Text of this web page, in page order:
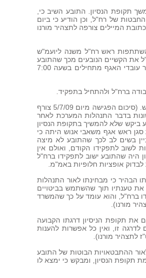
לשם המשך תקופת הנסיון. התובע השיב כי,
של רח"ל, וכן הודיע כי ביום
המיילים צורפה לתצהיר מורנו
אנוש, בהשתתפות ראש רח"ל משנה ליועמ"ש
את הקשיים הנובעים מכך שהתובע
עובד בהיקף 80% משרה, ומבקש להגיע לעבודה בשעה מאוחרת כאשר יתר עובדי האגף מתחילים בשעה 7:00
ברח"ל ולהתחיל בתפקיד.
20. ביום 1/7/09 התקיימה פגישה בין התובע לבין סגן ראש אגף משאבי אנוש. (סיכום הפגישה מיום 5/7/09 צורף
בדבר התנהלות המערכת לאחר
ביקש שלא להמשיך בתקופת הנסיון
ראש אגף משאבי אנוש היתה כי
בשים לב לכך שהתובע לא מיצה
לשוב לתפקידו הקודם, ואולם אין
היה שהתובע ישוב לתפקידו ברח"ל
אופציות חלופיות באמ"מ.
הבהיר כי מבחינתו לאור התנהלות
טענתיו תוך שהשתמש בביטויים
ברח"ל, והוא עומד על כך שהמשרד
מורנו).
את תקופת הניסיון דרגתו הקבועה
זו, ואין כל אפשרות להענות
מורנו).
והודיע כי לאור ההתבטאויות הבוטות של התובע
השלמת תקופת הנסיון, ומבקש כי ימצא לו